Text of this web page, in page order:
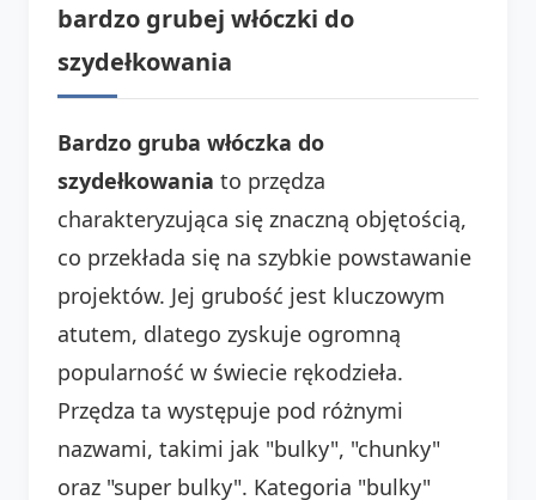
bardzo grubej włóczki do
szydełkowania
Bardzo gruba włóczka do
szydełkowania to przędza
charakteryzująca się znaczną objętością,
co przekłada się na szybkie powstawanie
projektów. Jej grubość jest kluczowym
atutem, dlatego zyskuje ogromną
popularność w świecie rękodzieła.
Przędza ta występuje pod różnymi
nazwami, takimi jak "bulky", "chunky"
oraz "super bulky". Kategoria "bulky"